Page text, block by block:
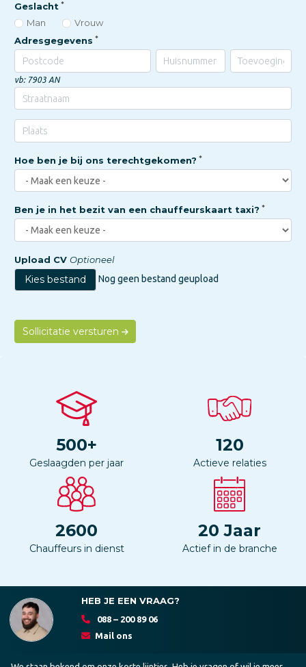
Geslacht
Man
Vrouw
Adresgegevens
vb: 7903 AN
Hoe ben je bij ons terechtgekomen?
Ben je in het bezit van een chauffeurskaart taxi?
Upload CV Optioneel
Kies bestand Nog geen bestand geupload
Sollicitatie versturen
500+
Geslaagden per jaar
120
Actieve relaties
2600
Chauffeurs in dienst
20 Jaar
Actief in de branche
HEB JE EEN VRAAG?
088 – 200 89 06
Mail ons